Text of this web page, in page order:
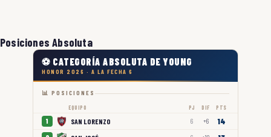
Posiciones Absoluta
⚽ CATEGORÍA ABSOLUTA DE YOUNG
HONOR 2026 · A LA FECHA 6
📊 POSICIONES
EQUIPO PJ DIF PTS
1 SAN LORENZO 6 +6 14